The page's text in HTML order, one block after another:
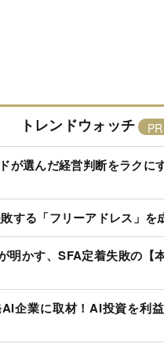
トレンドウォッチ
が選んだ経営判断をラクに
する「フリーアドレス」を
明かす、SFA定着失敗の【
企業に取材！AI投資を利